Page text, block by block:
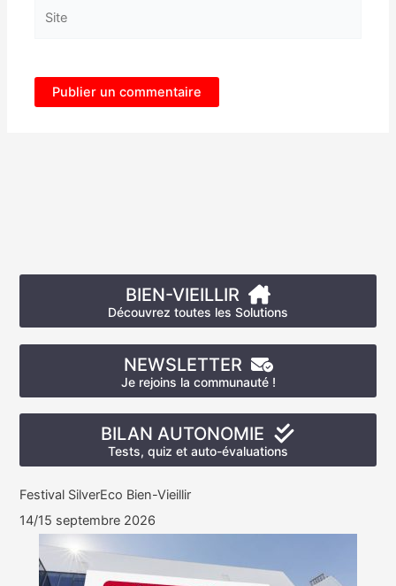
BIEN-VIEILLIR
Découvrez toutes les Solutions
NEWSLETTER
Je rejoins la communauté !
BILAN AUTONOMIE
Tests, quiz et auto-évaluations
Festival SilverEco Bien-Vieillir
14/15 septembre 2026